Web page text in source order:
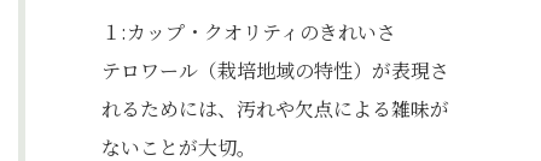
１:カップ・クオリティのきれいさ
テロワール（栽培地域の特性）が表現さ
れるためには、汚れや欠点による雑味が
ないことが大切。